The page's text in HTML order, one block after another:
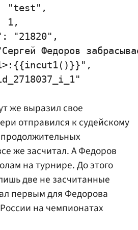
"test",
1,
"21820",
Федоров
же выразил свое
отправился к судейскому
продолжительных
же засчитал. А Федоров
на турнире. До этого
две не засчитанные
первым для Федорова
на чемпионатах